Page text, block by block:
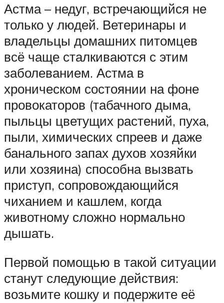
Астма – недуг, встречающийся не
только у людей. Ветеринары и
владельцы домашних питомцев
всё чаще сталкиваются с этим
заболеванием. Астма в
хроническом состоянии на фоне
провокаторов (табачного дыма,
пыльцы цветущих растений, пуха,
пыли, химических спреев и даже
банального запах духов хозяйки
или хозяина) способна вызвать
приступ, сопровождающийся
чиханием и кашлем, когда
животному сложно нормально
дышать.
Первой помощью в такой ситуации
станут следующие действия:
возьмите кошку и подержите её